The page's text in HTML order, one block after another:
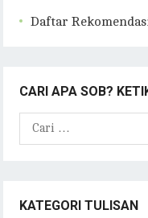
Daftar
CARI APA SOB?
Cari
KATEGORI TULISAN